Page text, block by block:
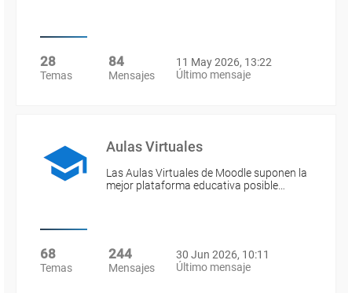
28
Temas
84
Mensajes
11 May 2026, 13:22
Último mensaje
Aulas Virtuales
Las Aulas Virtuales de Moodle suponen la
mejor plataforma educativa posible…
68
Temas
244
Mensajes
30 Jun 2026, 10:11
Último mensaje